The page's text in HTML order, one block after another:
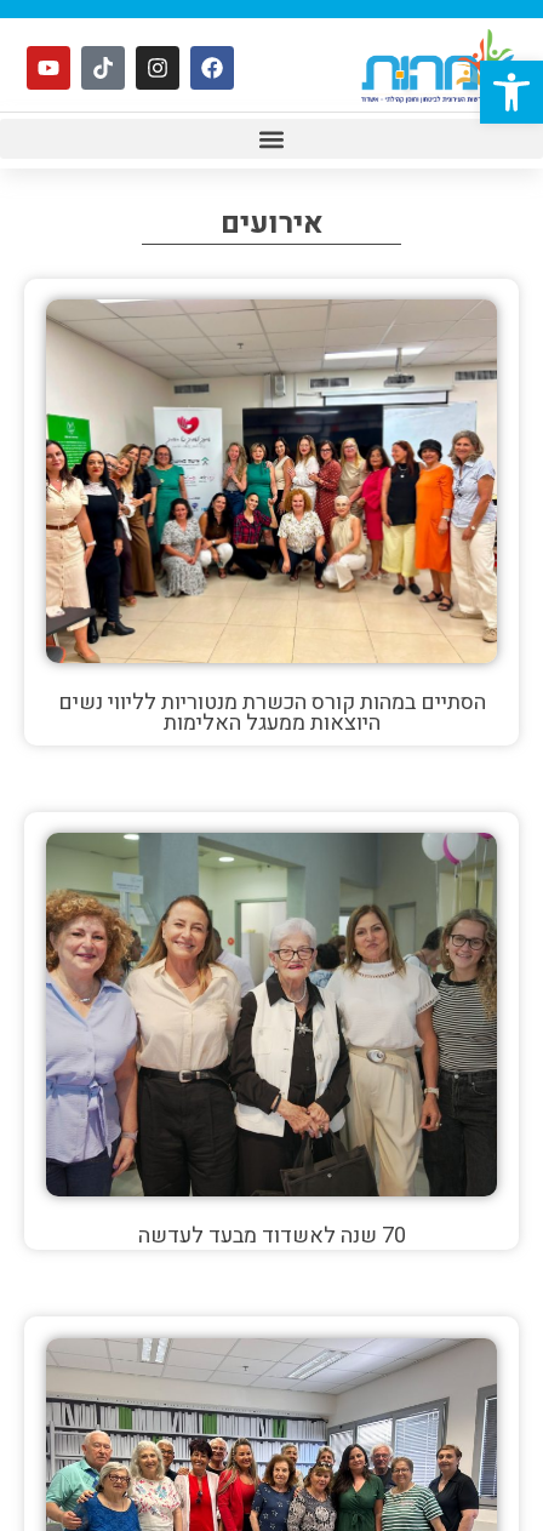
פתח סרגל נגישות
אירועים
הסתיים במהות קורס הכשרת מנטוריות לליווי נשים
היוצאות ממעגל האלימות
70 שנה לאשדוד מבעד לעדשה